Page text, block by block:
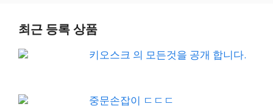
최근 등록 상품
키오스크 의 모든것을 공개 합니다.
중문손잡이 ㄷㄷㄷ